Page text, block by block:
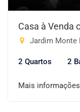
Casa à Venda
Jardim Monte
2 Quartos 2
Mais informações